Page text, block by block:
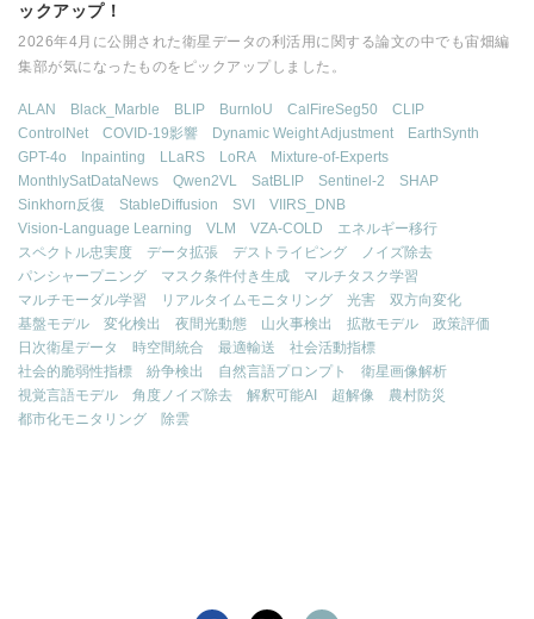
ックアップ！
2026年4月に公開された衛星データの利活用に関する論文の中でも宙畑編
集部が気になったものをピックアップしました。
ALAN Black_Marble BLIP BurnIoU CalFireSeg50
CLIP
ControlNet
COVID-19影響 Dynamic Weight Adjustment
EarthSynth
GPT-4o
Inpainting LLaRS LoRA
Mixture-of-Experts
MonthlySatDataNews
Qwen2VL SatBLIP Sentinel-2
SHAP
Sinkhorn反復
StableDiffusion SVI
VIIRS_DNB
Vision-Language Learning
VLM VZA-COLD
エネルギー移行
スペクトル忠実度
データ拡張 デストライピング
ノイズ除去
パンシャープニング
マスク条件付き生成
マルチタスク学習
マルチモーダル学習
リアルタイムモニタリング 光害
双方向変化
基盤モデル
変化検出 夜間光動態 山火事検出 拡散モデル
政策評価
日次衛星データ
時空間統合 最適輸送
社会活動指標
社会的脆弱性指標
紛争検出 自然言語プロンプト
衛星画像解析
視覚言語モデル
角度ノイズ除去 解釈可能AI 超解像
農村防災
都市化モニタリング
除雲